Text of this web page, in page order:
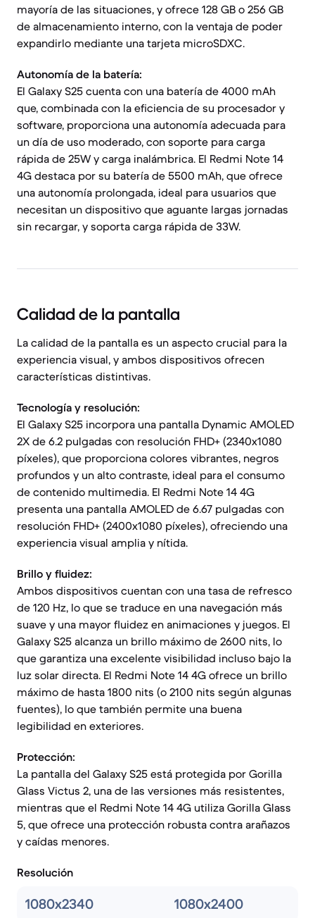
mayoría de las situaciones, y ofrece 128 GB o 256 GB
de almacenamiento interno, con la ventaja de poder
expandirlo mediante una tarjeta microSDXC.
Autonomía de la batería:
El Galaxy S25 cuenta con una batería de 4000 mAh
que, combinada con la eficiencia de su procesador y
software, proporciona una autonomía adecuada para
un día de uso moderado, con soporte para carga
rápida de 25W y carga inalámbrica. El Redmi Note 14
4G destaca por su batería de 5500 mAh, que ofrece
una autonomía prolongada, ideal para usuarios que
necesitan un dispositivo que aguante largas jornadas
sin recargar, y soporta carga rápida de 33W.
Calidad de la pantalla
La calidad de la pantalla es un aspecto crucial para la
experiencia visual, y ambos dispositivos ofrecen
características distintivas.
Tecnología y resolución:
El Galaxy S25 incorpora una pantalla Dynamic AMOLED
2X de 6.2 pulgadas con resolución FHD+ (2340x1080
píxeles), que proporciona colores vibrantes, negros
profundos y un alto contraste, ideal para el consumo
de contenido multimedia. El Redmi Note 14 4G
presenta una pantalla AMOLED de 6.67 pulgadas con
resolución FHD+ (2400x1080 píxeles), ofreciendo una
experiencia visual amplia y nítida.
Brillo y fluidez:
Ambos dispositivos cuentan con una tasa de refresco
de 120 Hz, lo que se traduce en una navegación más
suave y una mayor fluidez en animaciones y juegos. El
Galaxy S25 alcanza un brillo máximo de 2600 nits, lo
que garantiza una excelente visibilidad incluso bajo la
luz solar directa. El Redmi Note 14 4G ofrece un brillo
máximo de hasta 1800 nits (o 2100 nits según algunas
fuentes), lo que también permite una buena
legibilidad en exteriores.
Protección:
La pantalla del Galaxy S25 está protegida por Gorilla
Glass Victus 2, una de las versiones más resistentes,
mientras que el Redmi Note 14 4G utiliza Gorilla Glass
5, que ofrece una protección robusta contra arañazos
y caídas menores.
Resolución
1080x2340 1080x2400